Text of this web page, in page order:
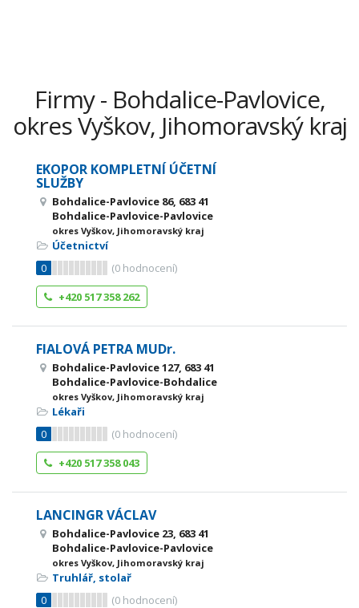
Firmy - Bohdalice-Pavlovice,
okres Vyškov, Jihomoravský kraj
EKOPOR KOMPLETNÍ ÚČETNÍ
SLUŽBY
Bohdalice-Pavlovice 86, 683 41
Bohdalice-Pavlovice-Pavlovice
okres Vyškov, Jihomoravský kraj
Účetnictví
0
(0 hodnocení)
+420 517 358 262
FIALOVÁ PETRA MUDr.
Bohdalice-Pavlovice 127, 683 41
Bohdalice-Pavlovice-Bohdalice
okres Vyškov, Jihomoravský kraj
Lékaři
0
(0 hodnocení)
+420 517 358 043
LANCINGR VÁCLAV
Bohdalice-Pavlovice 23, 683 41
Bohdalice-Pavlovice-Pavlovice
okres Vyškov, Jihomoravský kraj
Truhlář, stolař
0
(0 hodnocení)